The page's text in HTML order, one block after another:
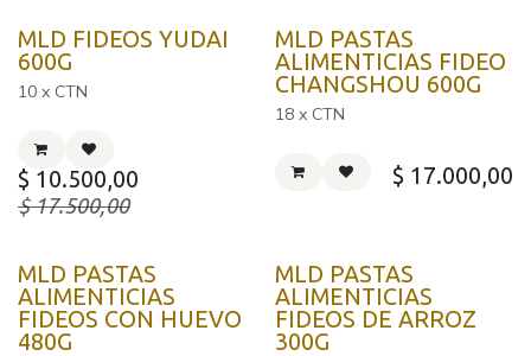
MLD FIDEOS YUDAI
600G
10 x CTN
$ 10.500,00
$17.500,00
MLD PASTAS
ALIMENTICIAS FIDEO
CHANGSHOU 600G
18 x CTN
$ 17.000,00
MLD PASTAS
ALIMENTICIAS
FIDEOS CON HUEVO
480G
MLD PASTAS
ALIMENTICIAS
FIDEOS DE ARROZ
300G